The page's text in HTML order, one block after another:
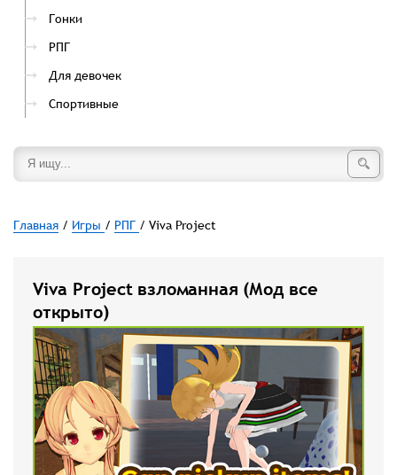
Гонки
РПГ
Для девочек
Спортивные
Главная / Игры / РПГ / Viva Project
Viva Project взломанная (Мод все
открыто)